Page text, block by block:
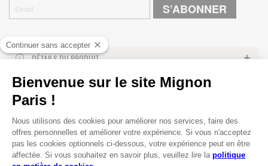
S’ABONNER
DÉTAILS DU PRODUIT
LIVRAISONS ET RETOURS